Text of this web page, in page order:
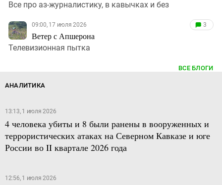
Все про аз-журналистику, в кавычках и без
09:00, 17 июля 2026
Ветер с Апшерона
3
Телевизионная пытка
ВСЕ БЛОГИ
АНАЛИТИКА
13:13, 1 июля 2026
4 человека убиты и 8 были ранены в вооруженных и
террористических атаках на Северном Кавказе и юге
России во II квартале 2026 года
12:56, 1 июля 2026